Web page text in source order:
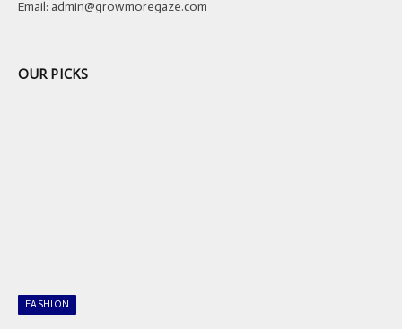
Email: admin@growmoregaze.com
OUR PICKS
FASHION